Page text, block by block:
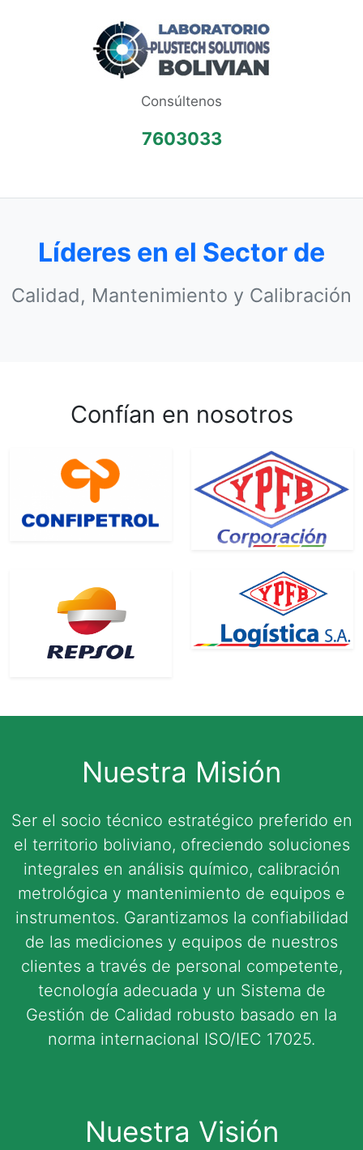
Consúltenos
7603033
Líderes en el Sector de
Calidad, Mantenimiento y Calibración
Confían en nosotros
Nuestra Misión
Ser el socio técnico estratégico preferido en
el territorio boliviano, ofreciendo soluciones
integrales en análisis químico, calibración
metrológica y mantenimiento de equipos e
instrumentos. Garantizamos la confiabilidad
de las mediciones y equipos de nuestros
clientes a través de personal competente,
tecnología adecuada y un Sistema de
Gestión de Calidad robusto basado en la
norma internacional ISO/IEC 17025.
Nuestra Visión